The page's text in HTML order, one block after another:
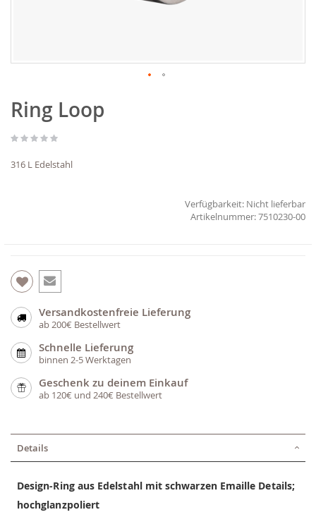
Anfang
der
springen
Ring Loop
316 L Edelstahl
Verfügbarkeit: Nicht lieferbar
7510230-00
Versandkostenfreie Lieferung
ab 200€ Bestellwert
Schnelle Lieferung
binnen 2-5 Werktagen
Geschenk zu deinem Einkauf
ab 120€ und 240€ Bestellwert
Details
Design-Ring aus Edelstahl mit schwarzen Emaille Details;
hochglanzpoliert